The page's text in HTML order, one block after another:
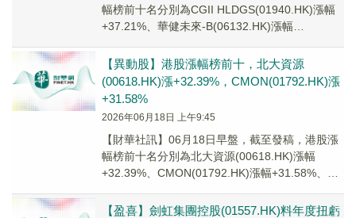
幅榜前十名分別為CGII HLDGS(01940.HK)漲幅
+37.21%、華健未來-B(06132.HK)漲幅
【異動股】港股漲幅榜前十，北大資源
(00618.HK)漲+32.39%，CMON(01792.HK)漲
+31.58%
2026年06月18日 上午9:45
【財華社訊】06月18日早盤，截至發稿，港股漲
幅榜前十名分別為北大資源(00618.HK)漲幅
+32.39%、CMON(01792.HK)漲幅+31.58%、量
【盈喜】劍虹集團控股(01557.HK)料年度扭虧